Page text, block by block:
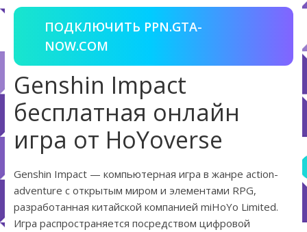
ПОДКЛЮЧИТЬ PPN.GTA-
NOW.COM
Genshin Impact
бесплатная онлайн
игра от HoYoverse
Genshin Impact — компьютерная игра в жанре action-
adventure с открытым миром и элементами RPG,
разработанная китайской компанией miHoYo Limited.
Игра распространяется посредством цифровой